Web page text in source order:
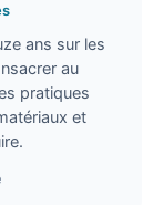
ans sur les
au
pratiques
et